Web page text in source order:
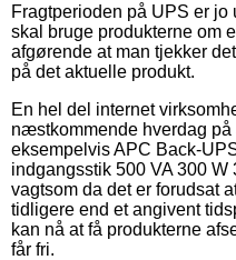
Fragtperioden på UPS er
skal bruge produkterne om
afgørende at man tjekker
på det aktuelle produkt.
En hel del internet
næstkommende hverdag
eksempelvis APC Back-
indgangsstik 500 VA 300
vagtsom da det er forudsat
tidligere end et angivent
kan nå at få produkterne
får fri.